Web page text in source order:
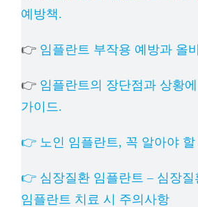
예방책.
👉 임플란트 부작용 예방과 올
👉 임플란트의 장단점과 상황
가이드.
👉 노인 임플란트, 꼭 알아야 할
👉 심장질환 임플란트 – 심장질
임플란트 치료 시 주의사항